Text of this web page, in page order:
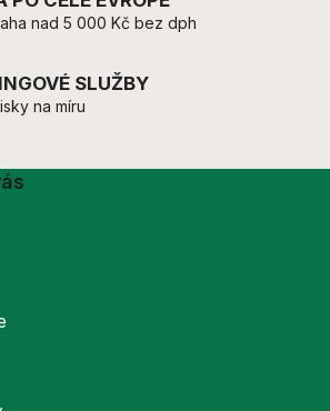
nad 5 000 Kč bez dph
SLUŽBY
na míru